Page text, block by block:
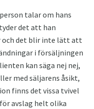
talar om hans
det att han
och det blir inte lätt att
i försäljningen
kan säga nej nej,
med säljarens åsikt,
finns det vissa tvivel
avslag helt olika